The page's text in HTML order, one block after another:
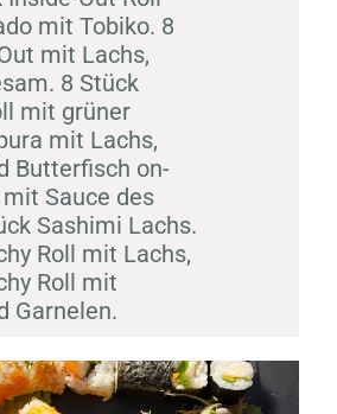
mit Tobiko. 8
mit Lachs,
8 Stück
mit grüner
mit Lachs,
Butterfisch on-
Sauce des
Sashimi Lachs.
Roll mit Lachs,
Roll mit
Garnelen.